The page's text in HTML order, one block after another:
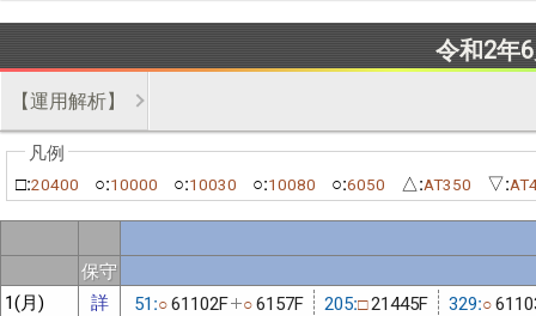
令和2年
【運用解析】
□:20400 ○:10000 ○:10030 ○:10080 ○:6050 △:AT350 ▽:
保守
1(月)
詳 51:○61102F ○6157F 205:□21445F 329:○